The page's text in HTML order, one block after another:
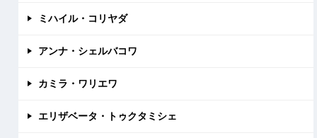
ミハイル・コリヤダ
アンナ・シェルバコワ
カミラ・ワリエワ
エリザベータ・トゥクタミシェ